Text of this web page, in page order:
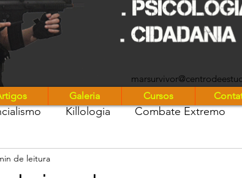
Killologia Combate Extremo
nósde leitura
Galeria Cursos